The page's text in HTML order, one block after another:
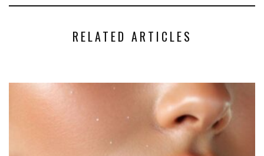
RELATED ARTICLES